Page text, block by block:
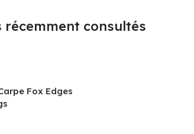
récemment consultés
Fox Edges